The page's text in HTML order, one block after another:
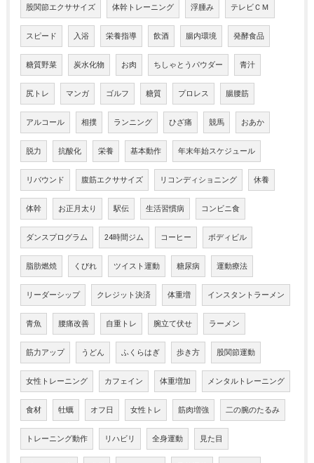
股関節エクササイズ 体幹トレーニング 浮腫み テレビＣＭ
スピード 入浴 栄養指導 飲酒 腸内環境 発酵食品
糖質野菜 炭水化物 お肉 ちしゃとうパウダー 青汁
尻トレ マンガ ゴルフ 糖質 プロレス 腸腰筋
アルコール 相撲 ランニング ひざ痛 競馬 おあか
脱力 抗酸化 栄養 基本動作 年末年始スケジュール
リバウンド 腹筋エクササイズ リコンディショニング 休養
体幹 お正月太り 駅伝 生活習慣病 コンビニ食
ダンスプログラム 24時間ジム コーヒー ボディビル
脂肪燃焼 くびれ ツイスト運動 糖尿病 運動療法
リーダーシップ クレジット決済 体重増 インスタントラーメン
青魚 腰痛改善 自重トレ 腕立て伏せ ラーメン
筋力アップ うどん ふくらはぎ 歩き方 股関節運動
女性トレーニング カフェイン 体重増加 メンタルトレーニング
食材 牡蠣 オフ日 女性トレ 筋肉増強 二の腕のたるみ
トレーニング動作 リハビリ 全身運動 見た目